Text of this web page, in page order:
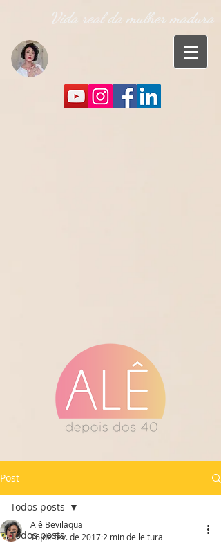
Vida real da mulher madura
Post
Todos posts
Todos posts
Alê Bevilaqua
16 de fev. de 2017 2 min de leitura